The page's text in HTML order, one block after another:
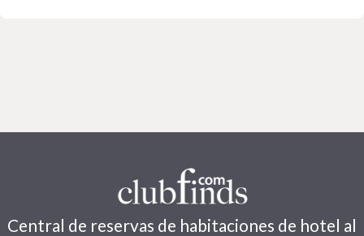
Central de reservas de habitaciones de hotel al